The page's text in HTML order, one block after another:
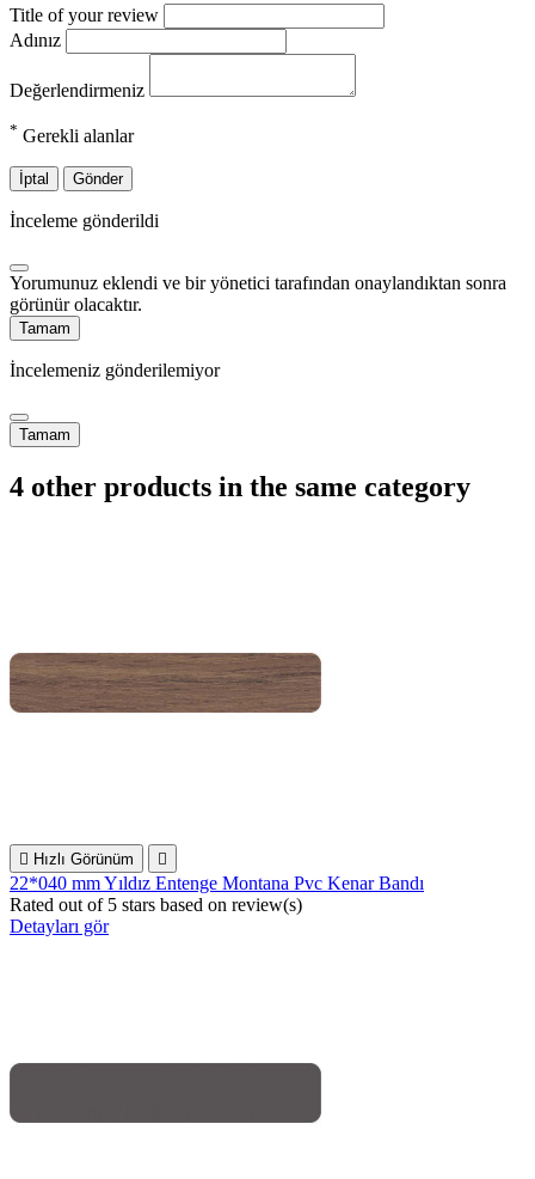
Title of your review
Adınız
Değerlendirmeniz
* Gerekli alanlar
İptal Gönder
İnceleme gönderildi
Yorumunuz eklendi ve bir yönetici tarafından onaylandıktan sonra
görünür olacaktır.
Tamam
İncelemeniz gönderilemiyor
Tamam
4 other products in the same category
 Hızlı Görünüm 
22*040 mm Yıldız Entenge Montana Pvc Kenar Bandı
Rated out of 5 stars based on review(s)
Detayları gör